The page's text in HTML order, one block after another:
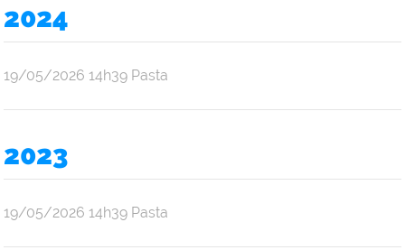
Araújo
2024
por
Araújo
publicado
19/05/2026 14h39 Pasta
2023
por
publicado
19/05/2026 14h39 Pasta